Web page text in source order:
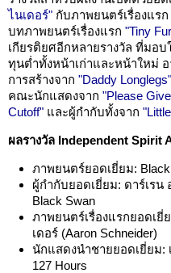
ไนเดอร์" กับภาพยนตร์เรื่องแรก
บทภาพยนตร์เรื่องแรก "Tiny
เกียรติยศอีกหลายรางวัล ที่มอ
ทุนต่ำทั้งหน้าเก่าและหน้าใหม่
การสร้างจาก "Daddy Longlegs"
คณะนักแสดงจาก "Please
Cutoff" และผู้กำกับทั้งจาก
ผลรางวัล Independent Spirit
ภาพยนตร์ยอดเยี่ยม:
ผู้กำกับยอดเยี่ยม: ดาร์เรน
Black Swan
ภาพยนตร์เรื่องแรกยอดเ
เดอร์ (Aaron Schneider)
นักแสดงนำชายยอดเยี่ยม:
127 Hours